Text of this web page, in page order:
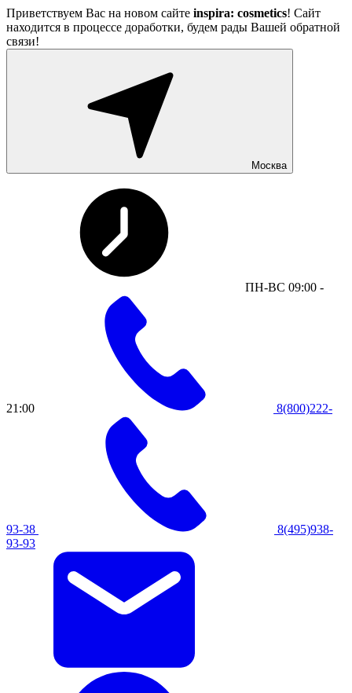
Приветствуем Вас на новом сайте inspira: cosmetics! Сайт
находится в процессе доработки, будем рады Вашей обратной
связи!
Москва
ПН-ВС 09:00 -
21:00 8(800)222-
93-38
8(495)938-
93-93